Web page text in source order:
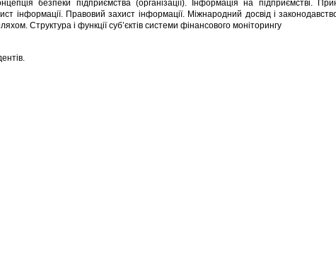
безпеки підприємства (організації). Інформація на підприємстві.
інформації. Правовий захист інформації. Міжнародний досвід і
Структура і функції суб’єктів системи фінансового моніторингу